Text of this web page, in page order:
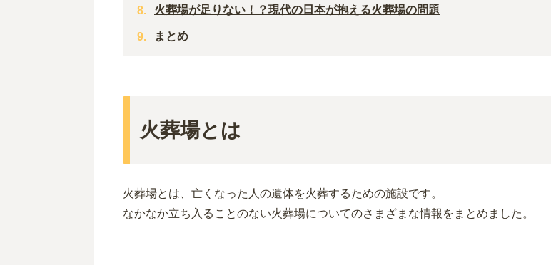
火葬場が足りない！？現代の日本が抱える火葬場の問題
まとめ
火葬場とは
火葬場とは、亡くなった人の遺体を火葬するための施設です。
なかなか立ち入ることのない火葬場についてのさまざまな情報をまとめました。